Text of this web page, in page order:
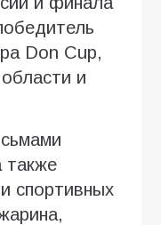
Don Cup,
и
также
спортивных